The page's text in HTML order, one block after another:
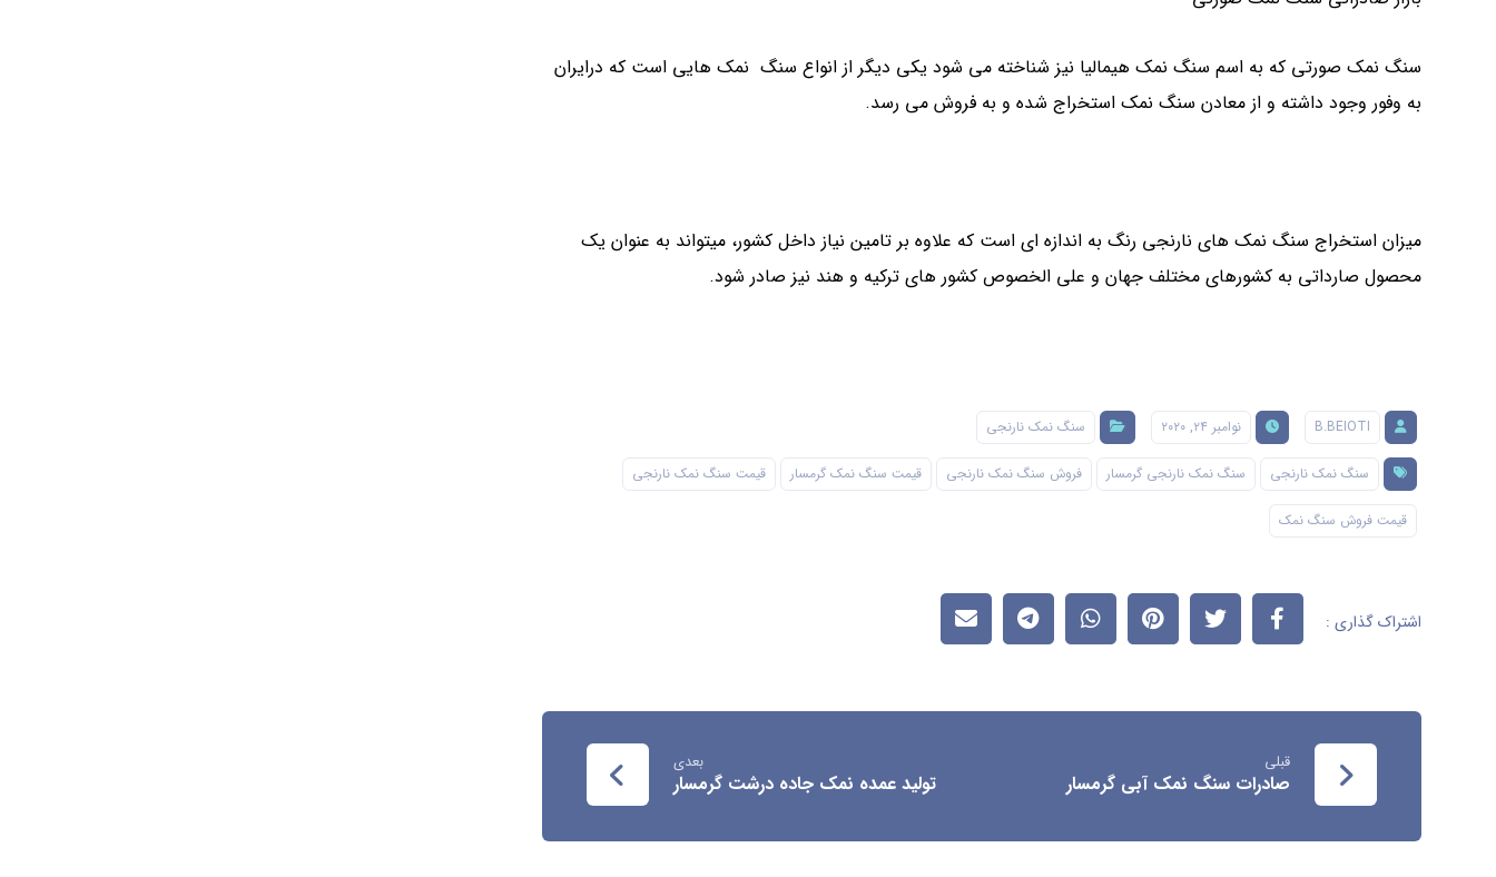
سنگ نمک صورتی که به اسم سنگ نمک هیمالیا نیز شناخته می شود یکی دیگر از انواع سنگ نمک هایی است که درایران
به وفور وجود داشته و از معادن سنگ نمک استخراج شده و به فروش می رسد.
میزان استخراج سنگ نمک های نارنجی رنگ به اندازه ای است که علاوه بر تامین نیاز داخل کشور، میتواند به عنوان یک
محصول صارداتی به کشورهای مختلف جهان و علی الخصوص کشور های ترکیه و هند نیز صادر شود.
B.BEIOTI نوامبر ۲۴, ۲۰۲۰ سنگ نمک نارنجی
سنگ نمک نارنجی سنگ نمک نارنجی گرمسار فروش سنگ نمک نارنجی قیمت سنگ نمک گرمسار قیمت سنگ نمک نارنجی
قیمت فروش سنگ نمک
قبلی
صادرات سنگ نمک آبی گرمسار
بعدی
تولید عمده نمک جاده درشت گرمسار